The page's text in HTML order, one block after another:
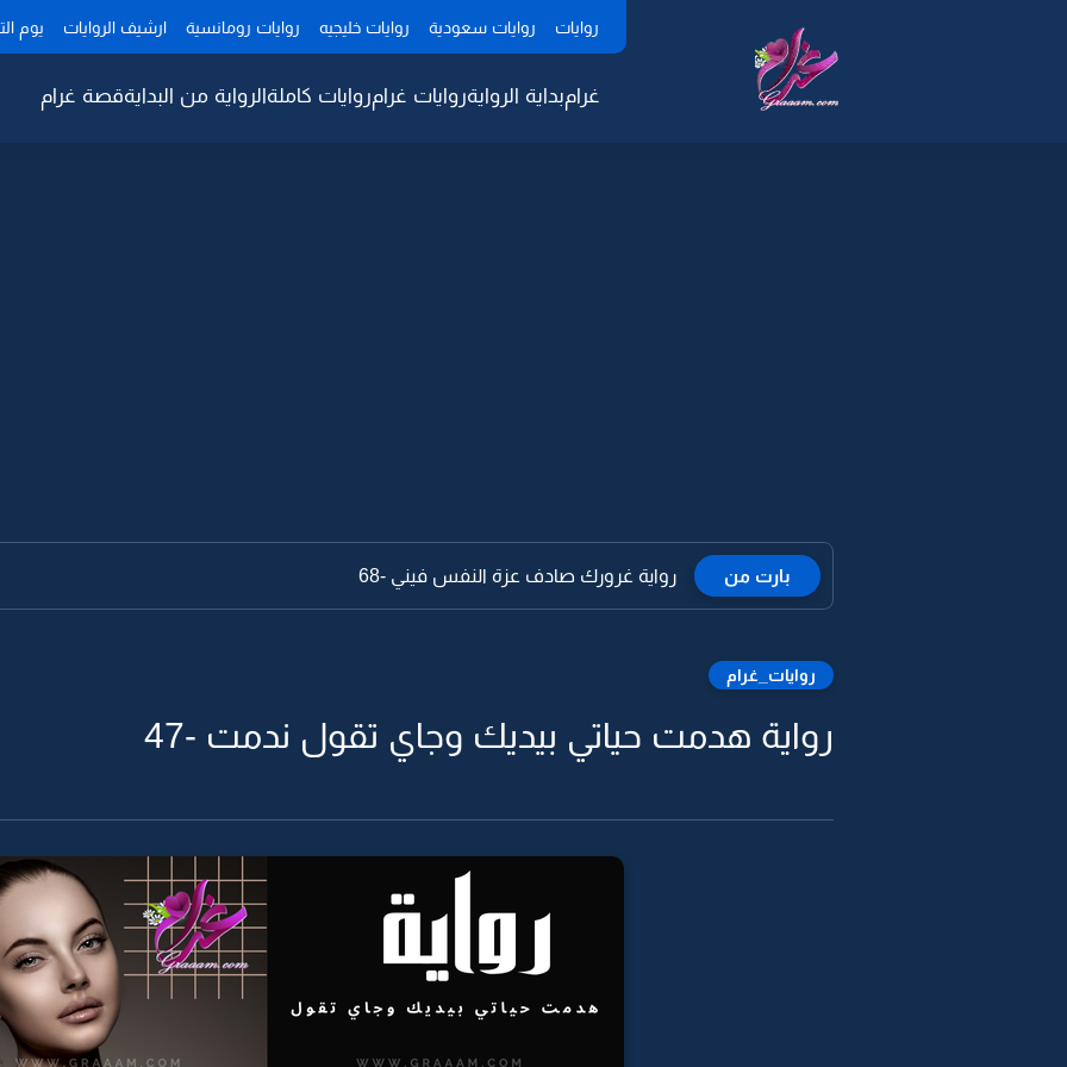
روايات روايات سعودية روايات خليجيه روايات رومانسية ارشيف الروايات يوم
غرامبداية الروايةروايات غرامروايات كاملةالرواية من البدايةقصة غرام
بارت من رواية غرورك صادف عزة النفس فيني -68
روايات_غرام
رواية هدمت حياتي بيديك وجاي تقول ندمت -47